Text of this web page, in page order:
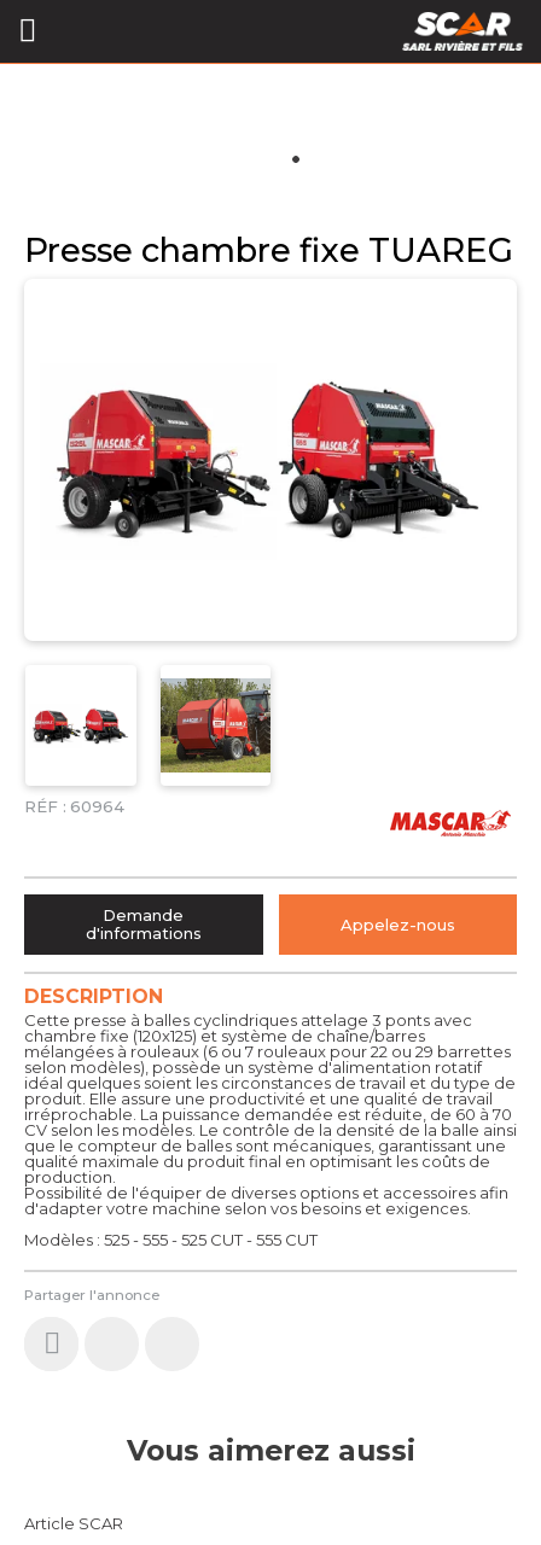
Presse chambre fixe TUAREG
RÉF : 60964
Partager l'annonce
DESCRIPTION
Cette presse à balles cyclindriques attelage 3 ponts avec
chambre fixe (120x125) et système de chaîne/barres
mélangées à rouleaux (6 ou 7 rouleaux pour 22 ou 29 barrettes
selon modèles), possède un système d'alimentation rotatif
idéal quelques soient les circonstances de travail et du type de
produit. Elle assure une productivité et une qualité de travail
irréprochable. La puissance demandée est réduite, de 60 à 70
CV selon les modèles. Le contrôle de la densité de la balle ainsi
que le compteur de balles sont mécaniques, garantissant une
qualité maximale du produit final en optimisant les coûts de
production.
Possibilité de l'équiper de diverses options et accessoires afin
d'adapter votre machine selon vos besoins et exigences.
Modèles : 525 - 555 - 525 CUT - 555 CUT
Demande
d'informations
Appelez-nous
Vous aimerez aussi
Article SCAR